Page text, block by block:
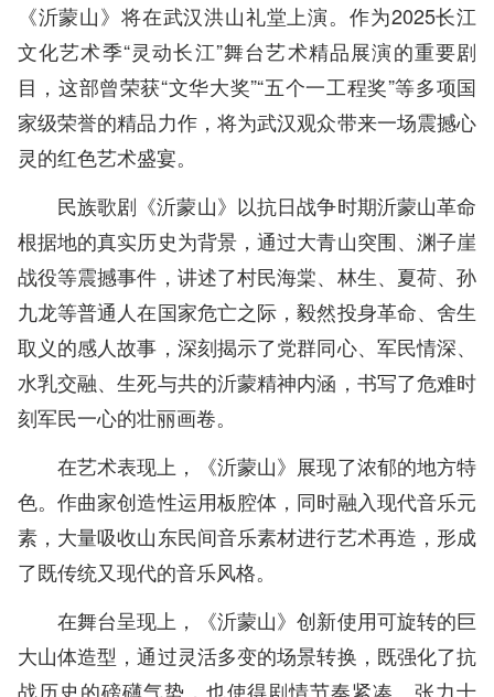
《沂蒙山》将在武汉洪山礼堂上演。作为2025长江
文化艺术季“灵动长江”舞台艺术精品展演的重要剧
目，这部曾荣获“文华大奖”“五个一工程奖”等多项国
家级荣誉的精品力作，将为武汉观众带来一场震撼心
灵的红色艺术盛宴。
民族歌剧《沂蒙山》以抗日战争时期沂蒙山革命
根据地的真实历史为背景，通过大青山突围、渊子崖
战役等震撼事件，讲述了村民海棠、林生、夏荷、孙
九龙等普通人在国家危亡之际，毅然投身革命、舍生
取义的感人故事，深刻揭示了党群同心、军民情深、
水乳交融、生死与共的沂蒙精神内涵，书写了危难时
刻军民一心的壮丽画卷。
在艺术表现上，《沂蒙山》展现了浓郁的地方特
色。作曲家创造性运用板腔体，同时融入现代音乐元
素，大量吸收山东民间音乐素材进行艺术再造，形成
了既传统又现代的音乐风格。
在舞台呈现上，《沂蒙山》创新使用可旋转的巨
大山体造型，通过灵活多变的场景转换，既强化了抗
战历史的磅礴气势，也使得剧情节奏紧凑、张力十